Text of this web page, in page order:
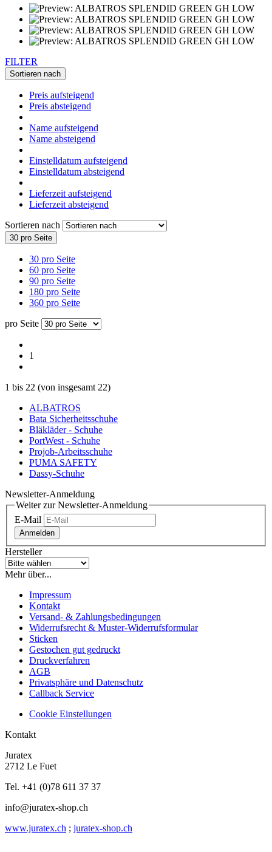
FILTER
Sortieren nach
Preis aufsteigend
Preis absteigend
Name aufsteigend
Name absteigend
Einstelldatum aufsteigend
Einstelldatum absteigend
Lieferzeit aufsteigend
Lieferzeit absteigend
Sortieren nach
30 pro Seite
30 pro Seite
60 pro Seite
90 pro Seite
180 pro Seite
360 pro Seite
pro Seite
1
1 bis 22 (von insgesamt 22)
ALBATROS
Bata Sicherheitsschuhe
Bläkläder - Schuhe
PortWest - Schuhe
Projob-Arbeitsschuhe
PUMA SAFETY
Dassy-Schuhe
Newsletter-Anmeldung
Weiter zur Newsletter-Anmeldung
E-Mail
Anmelden
Hersteller
Mehr über...
Impressum
Kontakt
Versand- & Zahlungsbedingungen
Widerrufsrecht & Muster-Widerrufsformular
Sticken
Gestochen gut gedruckt
Druckverfahren
AGB
Privatsphäre und Datenschutz
Callback Service
Cookie Einstellungen
Kontakt
Juratex
2712 Le Fuet
Tel. +41 (0)78 611 37 37
info@juratex-shop.ch
www.juratex.ch ; juratex-shop.ch